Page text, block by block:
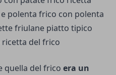
quella del frico era un